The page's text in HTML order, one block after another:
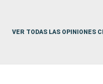
VER TODAS LAS OPINIONES